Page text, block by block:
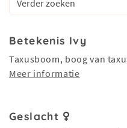
Betekenis Ivy
Taxusboom, boog van
Meer informatie
Geslacht